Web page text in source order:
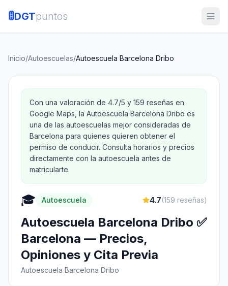
🚦DGTpuntos
Inicio/Autoescuelas/Autoescuela Barcelona Dribo
Con una valoración de 4.7/5 y 159 reseñas en
Google Maps, la Autoescuela Barcelona Dribo es
una de las autoescuelas mejor consideradas de
Barcelona para quienes quieren obtener el
permiso de conducir. Consulta horarios y precios
directamente con la autoescuela antes de
matricularte.
🎓 Autoescuela 4.7(159 reseñas)
Autoescuela Barcelona Dribo ✅
Barcelona — Precios,
Opiniones y Cita Previa
Autoescuela Barcelona Dribo